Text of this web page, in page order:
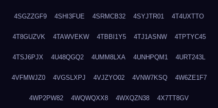
4SGZZGF9 4SHI3FUE 4SRMCB32 4SYJTR01 4T4UXTTO
4T8GUZVK 4TAWVEKW 4TBBI1Y5 4TJ1ASNW 4TPTYC45
4TSJ6PJX 4U48QGQ2 4UMM8LXA 4UNHPQM1 4URT243L
4VFMWJZ0 4VGSLXPJ 4VJZYO02 4VNW7KSQ 4W6ZE1F7
4WP2PW82 4WQWQXX8 4WXQZN38 4X7TT8GV